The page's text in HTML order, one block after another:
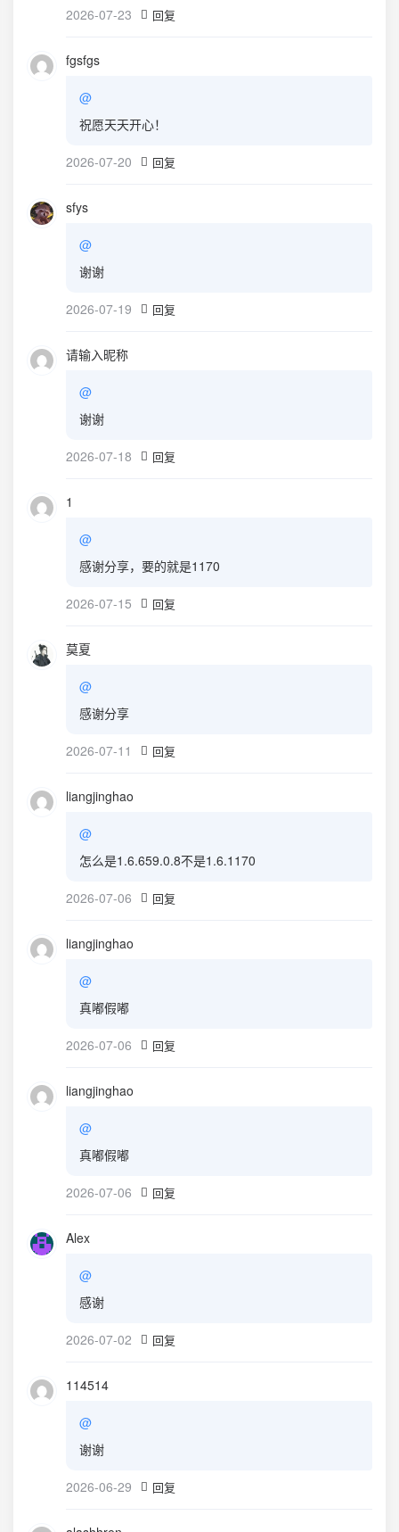
2026-07-23 回复
fgsfgs
@
祝愿天天开心！
2026-07-20 回复
sfys
@
谢谢
2026-07-19 回复
请输入昵称
@
谢谢
2026-07-18 回复
1
@
感谢分享，要的就是1170
2026-07-15 回复
莫夏
@
感谢分享
2026-07-11 回复
liangjinghao
@
怎么是1.6.659.0.8不是1.6.1170
2026-07-06 回复
liangjinghao
@
真嘟假嘟
2026-07-06 回复
liangjinghao
@
真嘟假嘟
2026-07-06 回复
Alex
@
感谢
2026-07-02 回复
114514
@
谢谢
2026-06-29 回复